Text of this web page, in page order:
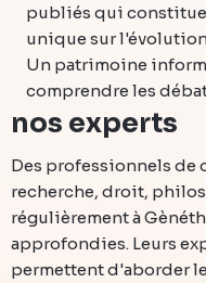
publiés qui
unique sur
Un patrimoine
comprendre les
nos experts
Des professionnels de
recherche, droit,
régulièrement à
approfondies. Leurs
permettent d'aborder